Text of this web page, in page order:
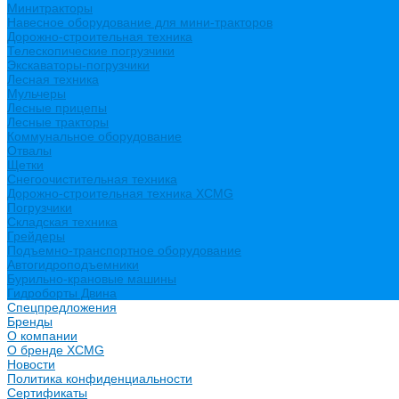
Минитракторы
Навесное оборудование для мини-тракторов
Дорожно-строительная техника
Телескопические погрузчики
Экскаваторы-погрузчики
Лесная техника
Мульчеры
Лесные прицепы
Лесные тракторы
Коммунальное оборудование
Отвалы
Щетки
Снегоочистительная техника
Дорожно-строительная техника XCMG
Погрузчики
Складская техника
Грейдеры
Подъемно-транспортное оборудование
Автогидроподъемники
Бурильно-крановые машины
Гидроборты Двина
Спецпредложения
Бренды
О компании
О бренде XCMG
Новости
Политика конфиденциальности
Сертификаты